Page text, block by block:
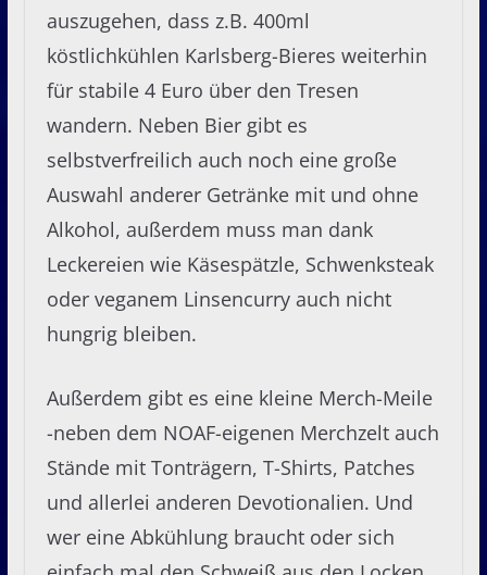
auszugehen, dass z.B. 400ml
köstlichkühlen Karlsberg-Bieres weiterhin
für stabile 4 Euro über den Tresen
wandern. Neben Bier gibt es
selbstverfreilich auch noch eine große
Auswahl anderer Getränke mit und ohne
Alkohol, außerdem muss man dank
Leckereien wie Käsespätzle, Schwenksteak
oder veganem Linsencurry auch nicht
hungrig bleiben.
Außerdem gibt es eine kleine Merch-Meile
-neben dem NOAF-eigenen Merchzelt auch
Stände mit Tonträgern, T-Shirts, Patches
und allerlei anderen Devotionalien. Und
wer eine Abkühlung braucht oder sich